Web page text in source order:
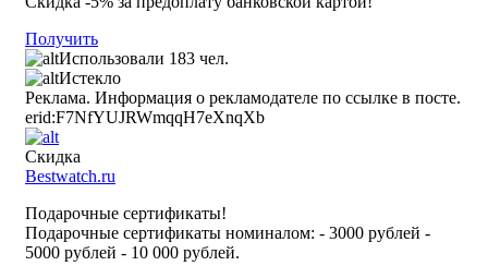
Получить
Использовали 183 чел.
Истекло
Реклама. Информация о рекламодателе по ссылке в посте.
erid:F7NfYUJRWmqqH7eXnqXb
Скидка
Bestwatch.ru
Подарочные сертификаты!
Подарочные сертификаты номиналом: - 3000 рублей -
5000 рублей - 10 000 рублей.